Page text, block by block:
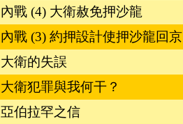
內戰 (4) 大衛赦免押沙龍
內戰 (3) 約押設計使押沙龍回京
大衛的失誤
大衛犯罪與我何干？
亞伯拉罕之信